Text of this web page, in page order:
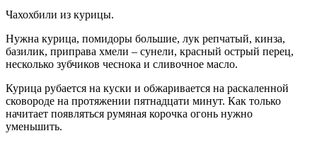
Чахохбили из курицы.
Нужна курица, помидоры большие, лук репчатый, кинза,
базилик, приправа хмели – сунели, красный острый перец,
несколько зубчиков чеснока и сливочное масло.
Курица рубается на куски и обжаривается на раскаленной
сковороде на протяжении пятнадцати минут. Как только
начитает появляться румяная корочка огонь нужно
уменьшить.